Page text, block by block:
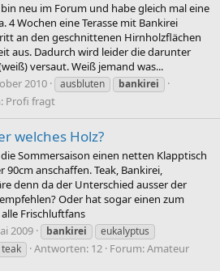
neu im Forum und habe gleich mal eine
4 Wochen eine Terasse mit Bankirei
an den geschnittenen Hirnholzflächen
aus. Dadurch wird leider die darunter
versaut. Weiß jemand was...
2010 ausbluten bankirei
Profi fragt
welches Holz?
Sommersaison einen netten Klapptisch
90cm anschaffen. Teak, Bankirei,
denn da der Unterschied ausser der
Oder hat sogar einen zum
Frischluftfans
2009 bankirei
eukalyptus
teak Antworten: 12 Forum:Amateur